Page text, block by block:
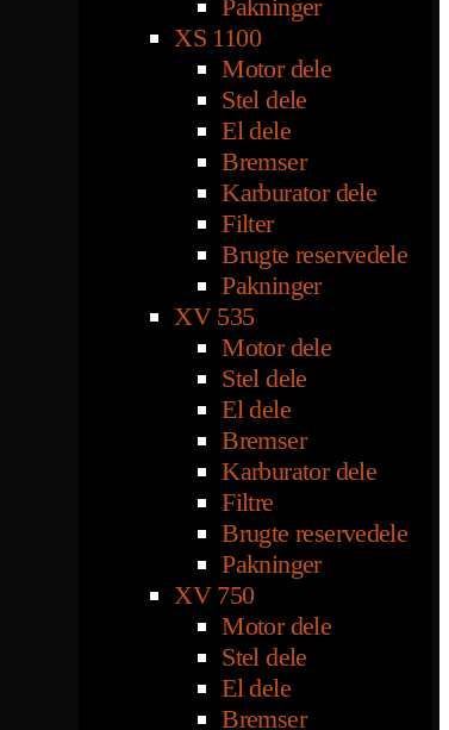
Pakninger
XS 1100
Motor dele
Stel dele
El dele
Bremser
Karburator dele
Filter
Brugte reservedele
Pakninger
XV 535
Motor dele
Stel dele
El dele
Bremser
Karburator dele
Filtre
Brugte reservedele
Pakninger
XV 750
Motor dele
Stel dele
El dele
Bremser